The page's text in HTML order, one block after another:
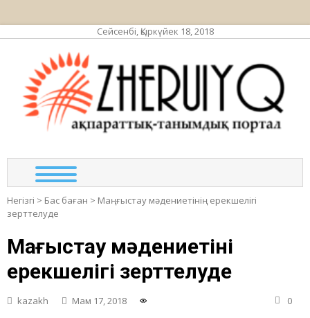
Сейсенбі, Қыркүйек 18, 2018
Негізгі > Бас баған > Маңғыстау мәдениетінің ерекшелігі
зерттелуде
Маңғыстау мәдениетінің
ерекшелігі зерттелуде
kazakh Мам 17, 2018 0